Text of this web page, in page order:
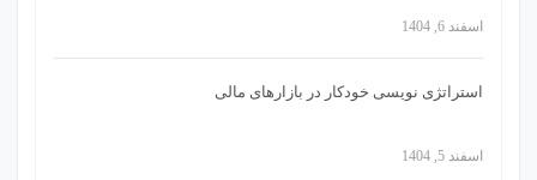
اسفند 6, 1404
استراتژی‌ نویسی خودکار در بازارهای مالی
اسفند 5, 1404